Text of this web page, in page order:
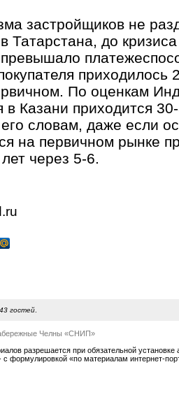
застройщиков не
Татарстана, до
превышало
приходилось
По оценкам
в Казани приходится
словам, даже если
на первичном рынке
через 5-6.
гостей.
Челны «СНИП»
разрешается при обязательной установке
формулировкой «по материалам интернет-